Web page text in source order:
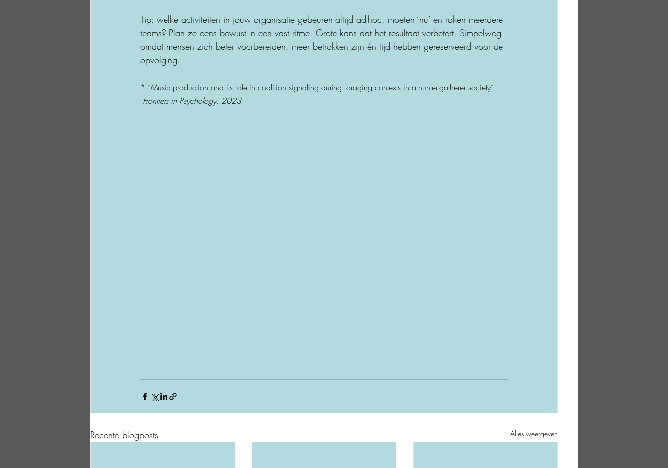
Tip: welke activiteiten in jouw organisatie gebeuren altijd ad-hoc, moeten ‘nu’ en raken meerdere
teams? Plan ze eens bewust in een vast ritme. Grote kans dat het resultaat verbetert. Simpelweg
omdat mensen zich beter voorbereiden, meer betrokken zijn én tijd hebben gereserveerd voor de
opvolging.
* “Music production and its role in coalition signaling during foraging contexts in a hunter-gatherer society” –
Frontiers in Psychology, 2023
Recente blogposts Alles weergeven